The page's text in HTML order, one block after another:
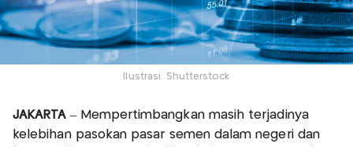
Ilustrasi: Shutterstock
JAKARTA– Mempertimbangkan masih terjadinya
kelebihan pasokan pasar semen dalam negeri dan